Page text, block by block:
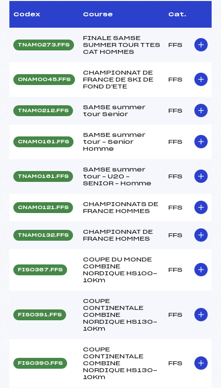
Codex Course Cat.
TNAM0273.FFS
FINALE SAMSE
SUMMER TOUR TTES
CAT HOMMES
FFS
ONAM0045.FFS
CHAMPIONNAT DE
FRANCE DE SKI DE
FOND D'ETE
FFS
TNAM0212.FFS
SAMSE summer
tour Senior
FFS
CNAM0161.FFS
SAMSE summer
tour – Senior
Homme
FFS
TNAM0161.FFS
SAMSE summer
tour – U20 –
SENIOR – Homme
FFS
CNAM0121.FFS
CHAMPIONNATS DE
FRANCE HOMMES
FFS
TNAM0132.FFS
CHAMPIONNAT DE
FRANCE HOMMES
FFS
FIS0367.FFS
COUPE DU MONDE
COMBINE
NORDIQUE HS100-
10Km
FFS
FIS0391.FFS
COUPE
CONTINENTALE
COMBINE
NORDIQUE HS130-
10Km
FFS
FIS0390.FFS
COUPE
CONTINENTALE
COMBINE
NORDIQUE HS130-
10Km
FFS